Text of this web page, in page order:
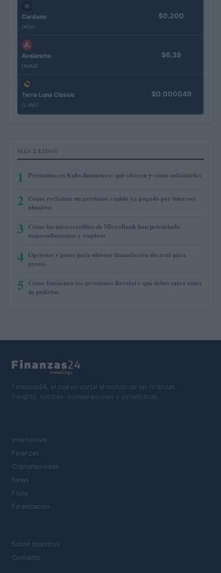
Cardano
(ADA)
$0.200
Avalanche
(AVAX)
$6.39
Terra Luna Classic
(LUNC)
$0.000049
MÁS LEÍDOS
1 Préstamos en Kubo.financiero: qué ofrecen y cómo solicitarlos
2 Cómo reclamar un préstamo rápido ya pagado por intereses
abusivos
3 Cómo los microcréditos de MicroBank han potenciado
emprendimientos y empleos
4 Opciones y pasos para obtener financiación sin aval para
pymes
5 Cómo funcionan los préstamos Revolut y qué debes saber antes
de pedirlos
Finanzas24, el nuevo portal al mundo de las finanzas.
Insights, noticias, comparaciones y estadísticas.
Inversiones
Finanzas
Criptomonedas
News
Fisco
Financiación
Sobre nosotros
Contacto